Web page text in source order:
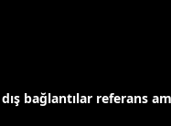
bağlantılar referans